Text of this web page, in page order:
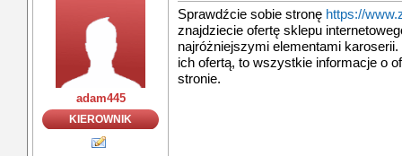
adam445
KIEROWNIK
Sprawdźcie sobie stronę https://
znajdziecie ofertę sklepu
najróżniejszymi elementami
ich ofertą, to wszystkie informacje o
stronie.